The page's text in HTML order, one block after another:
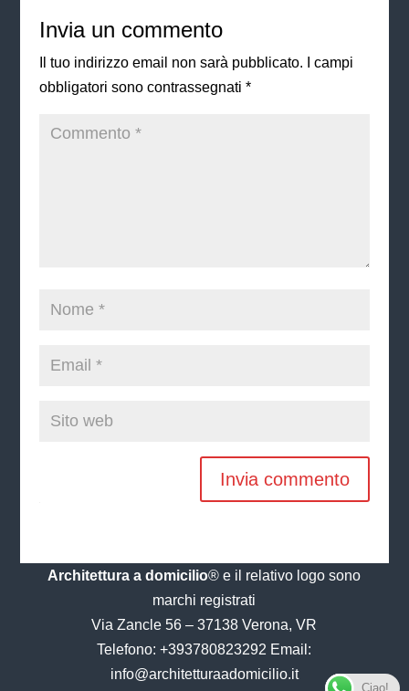
Invia un commento
Il tuo indirizzo email non sarà pubblicato.
I campi
obbligatori sono contrassegnati *
Invia commento
Architettura a domicilio® e il relativo logo sono
marchi registrati
Via Zancle 56 – 37138 Verona, VR
Telefono:+393780823292 Email:
info@architetturaadomicilio.it
Ciao!